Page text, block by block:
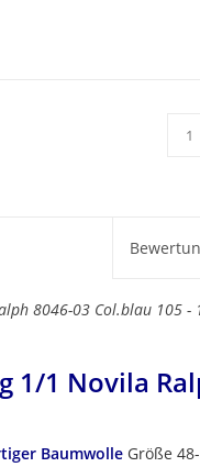
8046-03 Col.blau 105 -
1/1 Novila
Baumwolle Größe